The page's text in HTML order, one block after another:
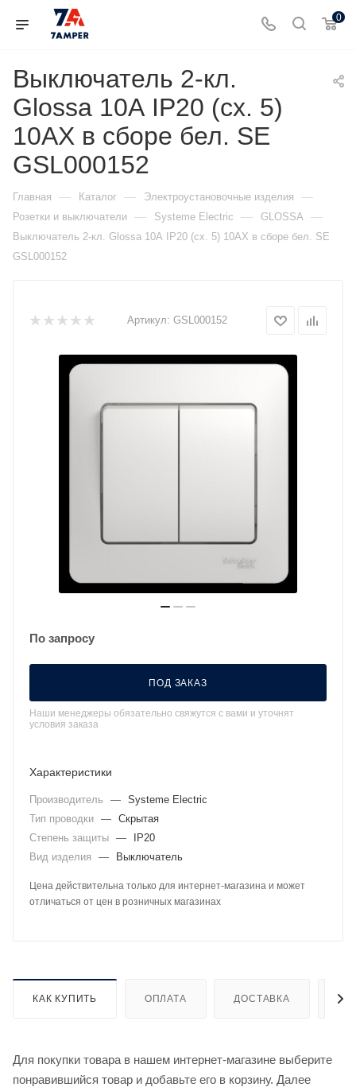
0
Выключатель 2-кл.
Glossa 10А IP20 (сх. 5)
10AX в сборе бел. SE
GSL000152
Главная — Каталог — Электроустановочные изделия —
Розетки и выключатели — Systeme Electric — GLOSSA —
Выключатель 2-кл. Glossa 10А IP20 (сх. 5) 10AX в сборе бел. SE
GSL000152
Артикул: GSL000152
По запросу
ПОД ЗАКАЗ
Наши менеджеры обязательно свяжутся с вами и уточнят
условия заказа
Характеристики
Производитель — Systeme Electric
Тип проводки — Скрытая
Степень защиты —
IP20
Вид изделия
— Выключатель
Цена действительна только для интернет-магазина и может
отличаться от цен в розничных магазинах
КАК КУПИТЬ ОПЛАТА ДОСТАВКА
Для покупки товара в нашем интернет-магазине выберите
понравившийся товар и добавьте его в корзину. Далее